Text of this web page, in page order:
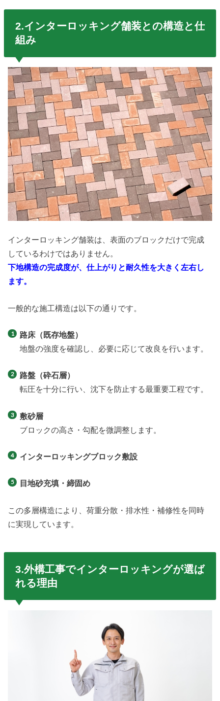
2.インターロッキング舗装との構造と仕
組み
インターロッキング舗装は、表面のブロックだけで完成
しているわけではありません。
下地構造の完成度が、仕上がりと耐久性を大きく左右し
ます。
一般的な施工構造は以下の通りです。
路床（既存地盤）
地盤の強度を確認し、必要に応じて改良を行います。
路盤（砕石層）
転圧を十分に行い、沈下を防止する最重要工程です。
敷砂層
ブロックの高さ・勾配を微調整します。
インターロッキングブロック敷設
目地砂充填・締固め
この多層構造により、荷重分散・排水性・補修性を同時
に実現しています。
3.外構工事でインターロッキングが選ば
れる理由